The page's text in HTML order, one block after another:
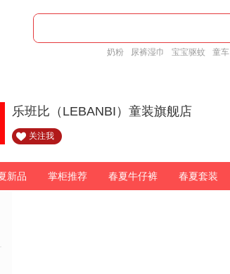
奶粉 尿裤湿巾 宝宝驱蚊 童车
乐班比（LEBANBI）童装旗舰店
关注我
新品 掌柜推荐 春夏牛仔裤 春夏套装